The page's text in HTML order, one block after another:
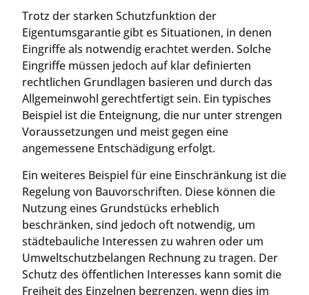
Trotz der starken Schutzfunktion der
Eigentumsgarantie gibt es Situationen, in denen
Eingriffe als notwendig erachtet werden. Solche
Eingriffe müssen jedoch auf klar definierten
rechtlichen Grundlagen basieren und durch das
Allgemeinwohl gerechtfertigt sein. Ein typisches
Beispiel ist die Enteignung, die nur unter strengen
Voraussetzungen und meist gegen eine
angemessene Entschädigung erfolgt.
Ein weiteres Beispiel für eine Einschränkung ist die
Regelung von Bauvorschriften. Diese können die
Nutzung eines Grundstücks erheblich
beschränken, sind jedoch oft notwendig, um
städtebauliche Interessen zu wahren oder um
Umweltschutzbelangen Rechnung zu tragen. Der
Schutz des öffentlichen Interesses kann somit die
Freiheit des Einzelnen begrenzen, wenn dies im